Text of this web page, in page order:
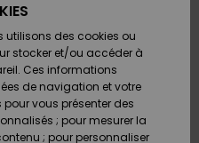
utilisons des cookies ou
stocker et/ou accéder à
Ces informations
de navigation et votre
pour vous présenter des
; pour mesurer la
; pour personnaliser